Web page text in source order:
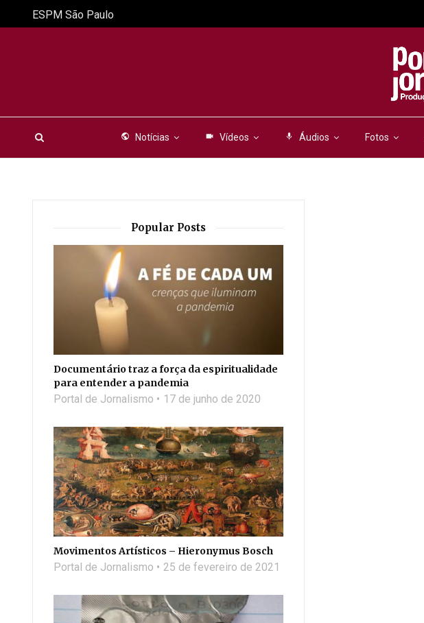
public Notícias videocam Vídeos mic Áudios Fotos
ESPM São Paulo
Popular Posts
Documentário traz a força da espiritualidade
para entender a pandemia
Portal de Jornalismo 17 de junho de 2020
Movimentos Artísticos – Hieronymus Bosch
Portal de Jornalismo 25 de fevereiro de 2021